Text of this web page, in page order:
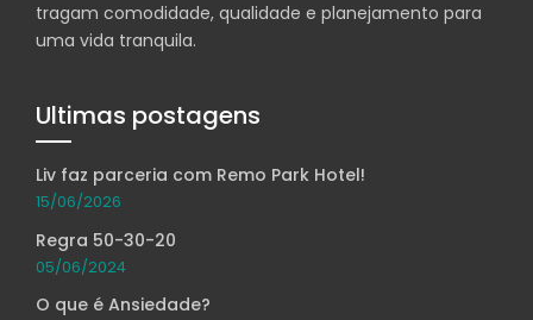
tragam comodidade, qualidade e planejamento para
uma vida tranquila.
Ultimas postagens
Liv faz parceria com Remo Park Hotel!
15/06/2026
Regra 50-30-20
05/06/2024
O que é Ansiedade?